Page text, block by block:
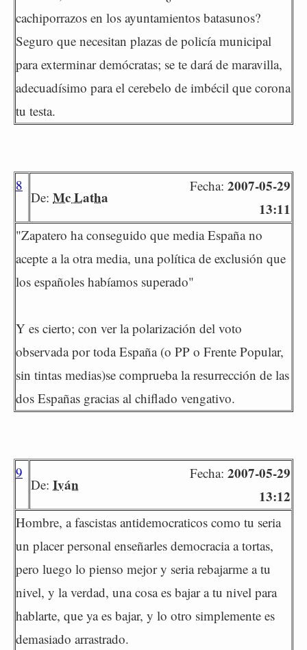
cachiporrazos en los ayuntamientos batasunos?
Seguro que necesitan plazas de policía municipal
para exterminar demócratas; se te dará de maravilla,
adecuadísimo para el cerebelo de imbécil que corona
tu testa.
8
De: Mc Latha
Fecha: 2007-05-29
13:11
"Zapatero ha conseguido que media España no
acepte a la otra media, una política de exclusión que
los españoles habíamos superado"
Y es cierto; con ver la polarización del voto
observada por toda España (o PP o Frente Popular,
sin tintas medias)se comprueba la resurrección de las
dos Españas gracias al chiflado vengativo.
9
De: Iván
Fecha: 2007-05-29
13:12
Hombre, a fascistas antidemocraticos como tu seria
un placer personal enseñarles democracia a tortas,
pero luego lo pienso mejor y seria rebajarme a tu
nivel, y la verdad, una cosa es bajar a tu nivel para
hablarte, que ya es bajar, y lo otro simplemente es
demasiado arrastrado.